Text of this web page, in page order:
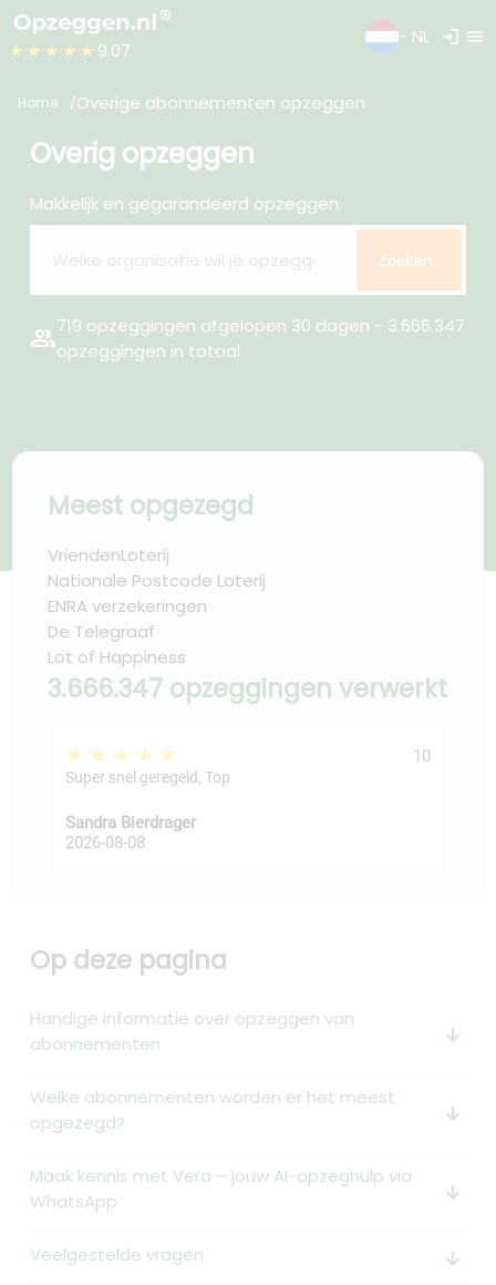
★★★★★ 9.07
- NL login menu
Home Overige abonnementen opzeggen
Overig opzeggen
Makkelijk en gegarandeerd opzeggen.
Zoeken..
group719 opzeggingen afgelopen 30 dagen - 3.666.347
opzeggingen in totaal
Meest opgezegd
VriendenLoterij
Nationale Postcode Loterij
ENRA verzekeringen
De Telegraaf
Lot of Happiness
3.666.347 opzeggingen verwerkt
★★★★★ 10
Super snel geregeld, Top
Sandra Bierdrager
2026-08-08
Op deze pagina
Handige informatie over opzeggen van
abonnementen
arrow_downward_alt
Welke abonnementen worden er het meest
opgezegd?
arrow_downward_alt
Maak kennis met Vera – jouw AI-opzeghulp via
WhatsApp
arrow_downward_alt
Veelgestelde vragen arrow_downward_alt